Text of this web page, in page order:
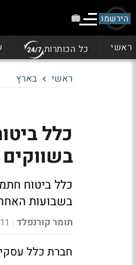
הירשמו
ראשי כל הכותרות
ראשי בארץ
בשבועות
תומר קורנפלד |
חברת כלל